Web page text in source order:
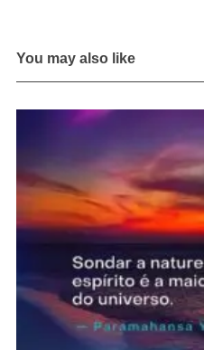
You may also like